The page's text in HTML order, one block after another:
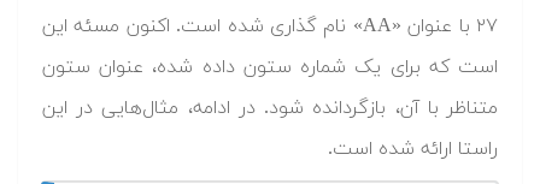
۲۷ با عنوان «AA» نام گذاری شده است. اکنون مسئه این
است که برای یک شماره ستون داده شده، عنوان ستون
متناظر با آن، بازگردانده شود. در ادامه، مثال‌هایی در این
راستا ارائه شده است.